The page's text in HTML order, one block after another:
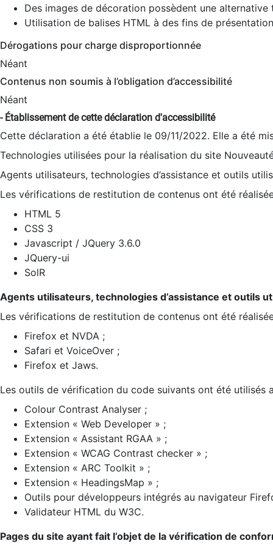
Des images de décoration possèdent une alternative
Utilisation de balises HTML à des fins de
Dérogations pour charge disproportionnée
Néant
Contenus non soumis à l’obligation d’accessibilité
Néant
- Établissement de cette déclaration d'accessibilité
Cette déclaration a été établie le 09/11/2022. Elle a été
Technologies utilisées pour la réalisation du site
Agents utilisateurs, technologies d’assistance et outils
Les vérifications de restitution de contenus ont été
HTML 5
CSS 3
Javascript / JQuery 3.6.0
JQuery-ui
SolR
Agents utilisateurs, technologies d’assistance et outils
Les vérifications de restitution de contenus ont été
Firefox et NVDA ;
Safari et VoiceOver ;
Firefox et Jaws.
Les outils de vérification du code suivants ont été utilisés
Colour Contrast Analyser ;
Extension « Web Developer » ;
Extension « Assistant RGAA » ;
Extension « WCAG Contrast checker » ;
Extension « ARC Toolkit » ;
Extension « HeadingsMap » ;
Outils pour développeurs intégrés au navigateur
Validateur HTML du W3C.
Pages du site ayant fait l’objet de la vérification de